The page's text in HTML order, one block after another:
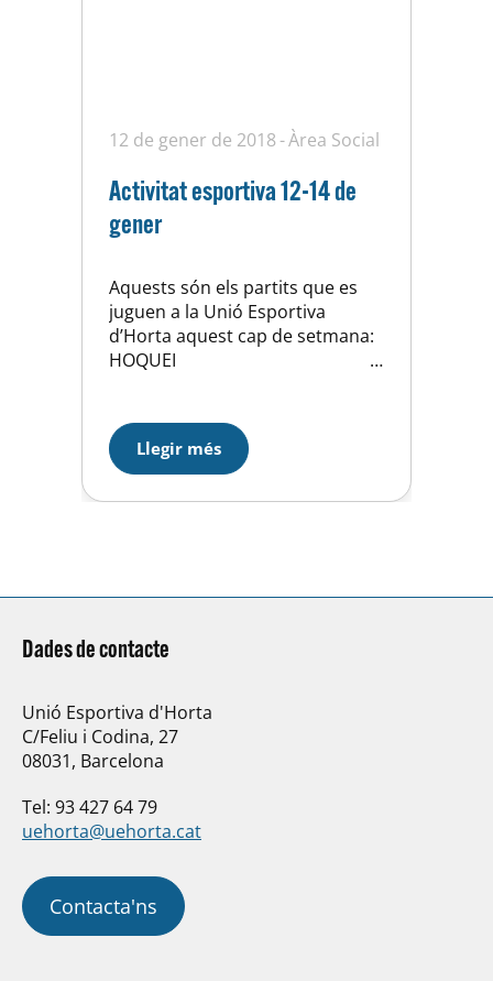
12 de gener de 2018 Àrea Social
Activitat esportiva 12-14 de
gener
Aquests són els partits que es
juguen a la Unió Esportiva
d’Horta aquest cap de setmana:
HOQUEI
Llegir més
Dades de contacte
Unió Esportiva d'Horta
C/Feliu i Codina, 27
08031, Barcelona
Tel: 93 427 64 79
uehorta@uehorta.cat
Contacta'ns